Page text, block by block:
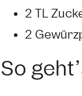
2 TL
2
So